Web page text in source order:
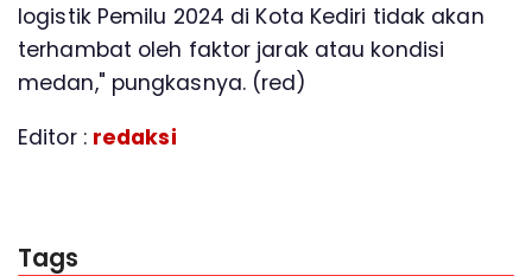
logistik Pemilu 2024 di Kota Kediri tidak akan
terhambat oleh faktor jarak atau kondisi
medan," pungkasnya. (red)
Editor : redaksi
Tags